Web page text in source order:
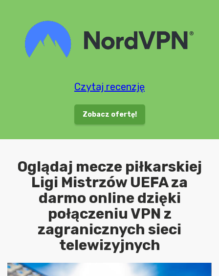
Czytaj recenzję
Zobacz ofertę!
Oglądaj mecze piłkarskiej
Ligi Mistrzów UEFA za
darmo online dzięki
połączeniu VPN z
zagranicznych sieci
telewizyjnych